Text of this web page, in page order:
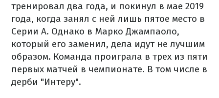
тренировал два года, и покинул в мае 2019
года, когда занял с ней лишь пятое место в
Серии А. Однако в Марко Джампаоло,
который его заменил, дела идут не лучшим
образом. Команда проиграла в трех из пяти
первых матчей в чемпионате. В том числе в
дерби "Интеру".